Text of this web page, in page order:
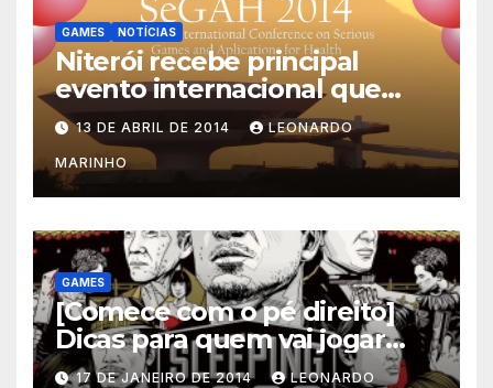
GAMES NOTÍCIAS
Niterói recebe principal
evento internacional que
mescla saúde e jogos
13 DE ABRIL DE 2014 LEONARDO
MARINHO
GAMES
[Comece com o pé direito]
Dicas para quem vai jogar
Sleeping Dogs
17 DE JANEIRO DE 2014 LEONARDO